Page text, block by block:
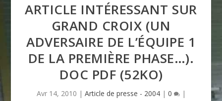
ARTICLE INTÉRESSANT SUR
GRAND CROIX (UN
ADVERSAIRE DE L’ÉQUIPE 1
DE LA PREMIÈRE PHASE…).
DOC PDF (52KO)
Avr 14, 2010 | Article de presse - 2004| 0 |